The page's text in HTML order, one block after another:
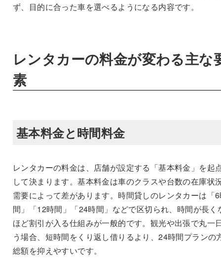
ず、目的に合った車を選べるようになる内容です。
レンタカーの料金が変わる主な
素
基本料金と時間料金
レンタカーの料金は、店舗が設定する「基本料金」を起
して決まります。基本料金は車のクラスや台数の在庫状
需要によって差があります。時間貸しのレンタカーは「
間」「12時間」「24時間」などで区切られ、時間が長く
ほど割引が入る仕組みが一般的です。観光や出張で丸一
う場合、短時間をくり返し借りるより、24時間プランの
総額を抑えやすいです。